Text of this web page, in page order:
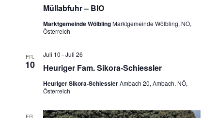
Müllabfuhr – BIO
Marktgemeinde WölblingMarktgemeinde Wölbling, NÖ,
Österreich
FR.
10 Heuriger Fam. Sikora-Schiessler
Juli 10 -Juli 26
Heuriger Sikora-SchiesslerAmbach 20, Ambach, NÖ,
Österreich
FR.